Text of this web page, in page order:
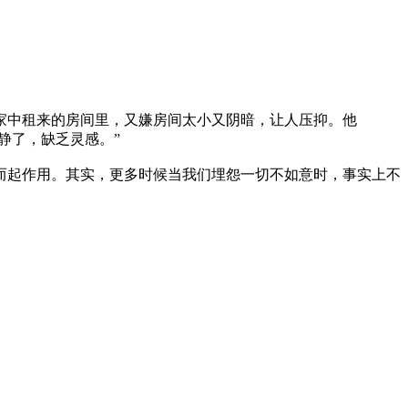
租来的房间里，又嫌房间太小又阴暗，让人压抑。他
了，缺乏灵感。”
作用。其实，更多时候当我们埋怨一切不如意时，事实上不